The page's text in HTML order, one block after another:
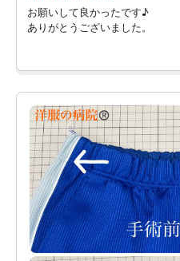
お願いして良かったです♪
ありがとうございました。